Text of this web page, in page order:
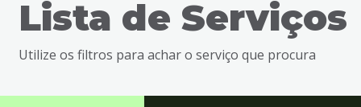
busca
Ir
Lista de Serviços
Utilize os filtros para achar o serviço que procura